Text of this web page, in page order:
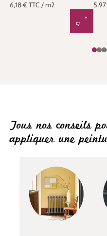
6,18 €TTC / m2
Tous nos conseils
appliquer une